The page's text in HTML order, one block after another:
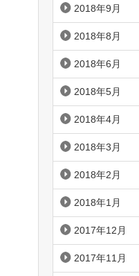
2018年9月
2018年8月
2018年6月
2018年5月
2018年4月
2018年3月
2018年2月
2018年1月
2017年12月
2017年11月